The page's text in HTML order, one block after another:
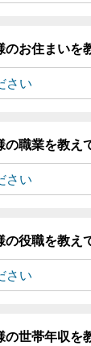
のお住まいを
の職業を教え
の役職を教え
の世帯年収を